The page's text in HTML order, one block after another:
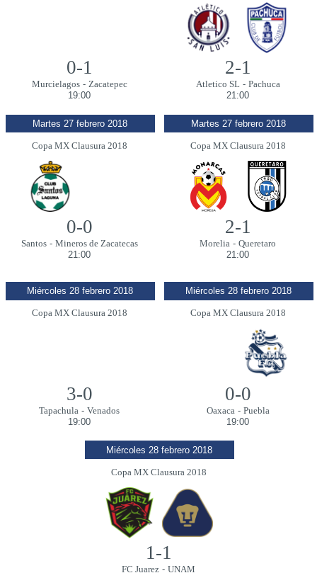
0-1
Murcielagos- Zacatepec
19:00
2-1
Atletico SL - Pachuca
21:00
Martes 27 febrero 2018
Copa MX Clausura 2018
0-0
Santos- Mineros de Zacatecas
21:00
Martes 27 febrero 2018
Copa MX Clausura 2018
2-1
Morelia - Queretaro
21:00
Miércoles 28 febrero 2018
Copa MX Clausura 2018
3-0
Tapachula - Venados
19:00
Miércoles 28 febrero 2018
Copa MX Clausura 2018
0-0
Oaxaca - Puebla
19:00
Miércoles 28 febrero 2018
Copa MX Clausura 2018
1-1
FC Juarez - UNAM